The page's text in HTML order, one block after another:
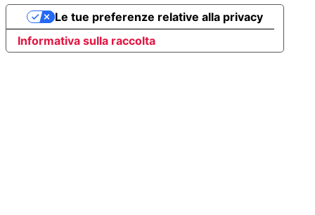
Informativa sulla raccolta
Le tue preferenze relative alla privacy